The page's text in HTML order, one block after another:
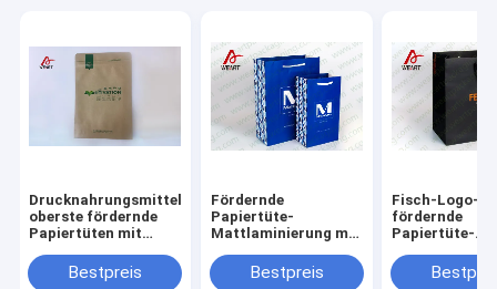
Drucknahrungsmittelfeuchtigkeitsfeste
oberste fördernde
Papiertüten mit
dem heißen
Stempeln
Bestpreis
Fördernde
Papiertüte-
Mattlaminierung mit
Taschen-Seiten-2
Bestpreis
Fisch-Logo-
fördernde
Papiertüte-
Material